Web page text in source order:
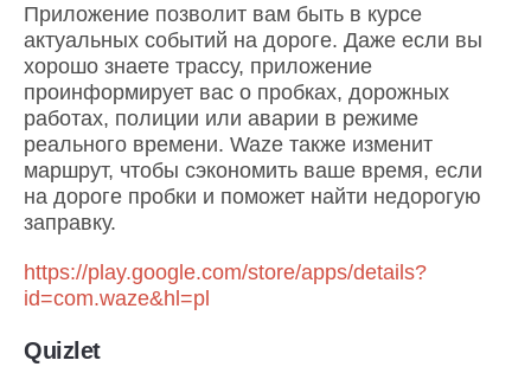
Приложение позволит вам быть в курсе
актуальных событий на дороге. Даже если вы
хорошо знаете трассу, приложение
проинформирует вас о пробках, дорожных
работах, полиции или аварии в режиме
реального времени. Waze также изменит
маршрут, чтобы сэкономить ваше время, если
на дороге пробки и поможет найти недорогую
заправку.
https://play.google.com/store/apps/details?
id=com.waze&hl=pl
Quizlet